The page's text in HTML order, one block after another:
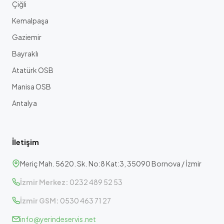
Çiğli
Kemalpaşa
Gaziemir
Bayraklı
Atatürk OSB
Manisa OSB
Antalya
İletişim
Meriç Mah. 5620. Sk. No:8 Kat:3, 35090 Bornova / İzmir
İzmir Merkez: 0232 489 52 53
İzmir GSM: 0530 463 71 27
info@yerindeservis.net